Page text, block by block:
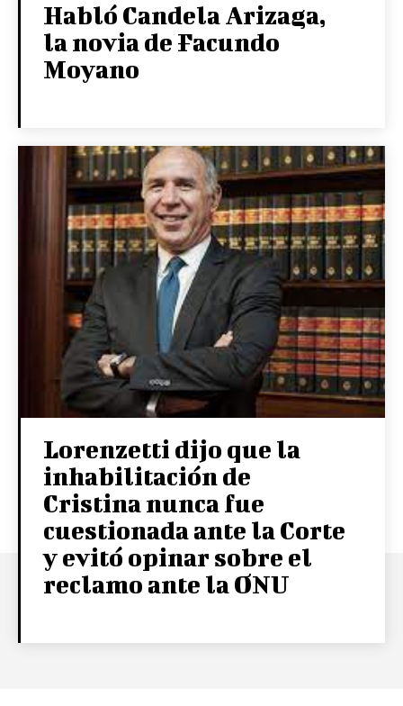
Habló Candela Arizaga,
la novia de Facundo
Moyano
Lorenzetti dijo que la
inhabilitación de
Cristina nunca fue
cuestionada ante la Corte
y evitó opinar sobre el
reclamo ante la ONU